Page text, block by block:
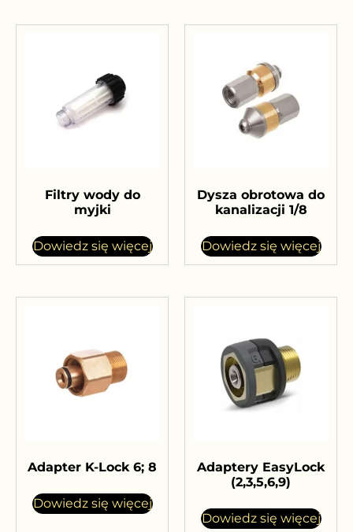
Filtry wody do
myjki
Dowiedz się więcej
Dysza obrotowa do
kanalizacji 1/8
Dowiedz się więcej
Adapter K-Lock 6; 8
Dowiedz się więcej
Adaptery EasyLock
(2,3,5,6,9)
Dowiedz się więcej